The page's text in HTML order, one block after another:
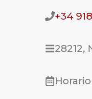
+34
28212,
Horario